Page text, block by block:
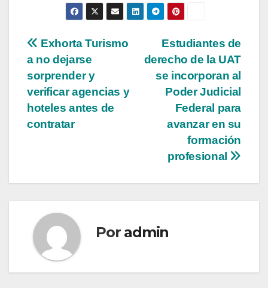
Navegación
de
entradas
Estudiantes de
derecho de la UAT
se incorporan al
Poder Judicial
Federal para
avanzar en su
formación
profesional
Exhorta Turismo
a no dejarse
sorprender y
verificar agencias y
hoteles antes de
contratar
Por admin